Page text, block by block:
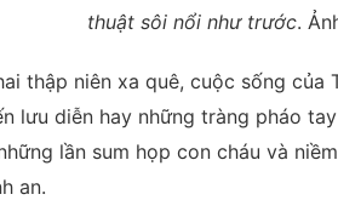
thuật sôi nổi như trước.
thập niên xa quê, cuộc sống
lưu diễn hay những tràng pháo
lần sum họp con cháu và
an.